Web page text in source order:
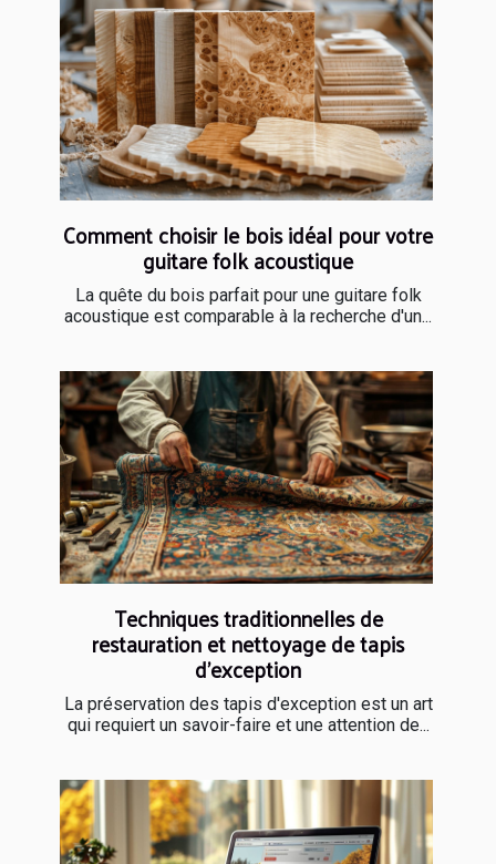
Comment choisir le bois idéal pour votre
guitare folk acoustique
La quête du bois parfait pour une guitare folk
acoustique est comparable à la recherche d'un...
Techniques traditionnelles de
restauration et nettoyage de tapis
d'exception
La préservation des tapis d'exception est un art
qui requiert un savoir-faire et une attention de...